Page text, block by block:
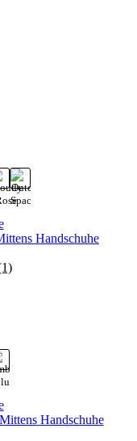
Handschuhe
Handschuhe